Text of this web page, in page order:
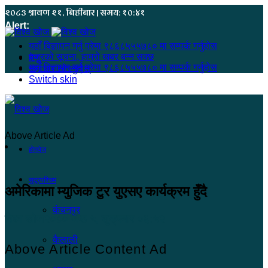
२०८३ श्रावण २१, बिहीबार | समय: १०:४१
Alert:
यहाँ बिज्ञापन गर्नु परेमा ९८६८५५५७८० मा सम्पर्क गर्नुहोस
हजुरको सूचना, हाम्रो खबर बन्न सक्छ
यहाँ बिज्ञापन गर्नु परेमा ९८६८५५५७८० मा सम्पर्क गर्नुहोस
मेनू
समाचार खोज्नुहोस्
Switch skin
होमपेज
सुदूरपश्चिम
कंचनपुर
कैलाली
Above Article Ad
अमेरिकामा म्युजिक टुर युएसए कार्यक्रम हुँदै
२०८० जेष्ठ ५, शुक्रबार ०६:५२
Above Article Content Ad